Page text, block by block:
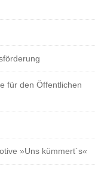
für den Öffentlichen
»Uns kümmert´s«